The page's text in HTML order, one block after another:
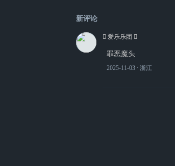
新评论
 爱乐乐团 
罪恶魔头
2025-11-03 ∙ 浙江